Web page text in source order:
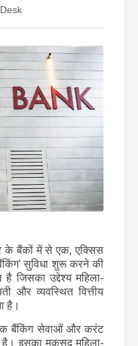
के बैंकों में से एक,एक्सिस
'सुविधा शुरू करने की
है जिसका उद्देश्य महिला-
और व्यवस्थित वित्तीय
है।
बैंकिंग सेवाओं और करंट
है। इसका मकसद महिला-